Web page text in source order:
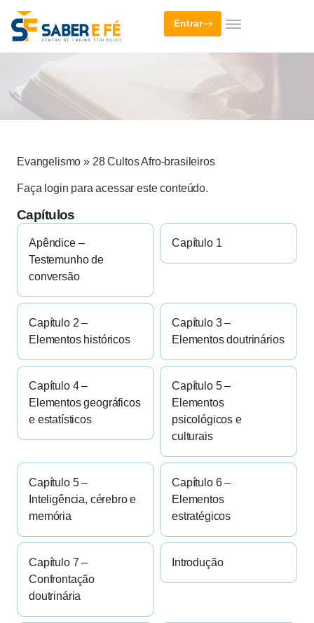
Entrar
Evangelismo » 28 Cultos Afro-brasileiros
Faça login para acessar este conteúdo.
Capítulos
Apêndice –
Testemunho de
conversão
Capítulo 1
Capítulo 2 –
Elementos históricos
Capítulo 3 –
Elementos doutrinários
Capítulo 4 –
Elementos geográficos
e estatísticos
Capítulo 5 –
Elementos
psicológicos e
culturais
Capítulo 5 –
Inteligência, cérebro e
memória
Capítulo 6 –
Elementos
estratégicos
Capítulo 7 –
Confrontação
doutrinária
Introdução